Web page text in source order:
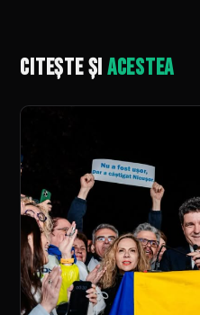
Citește șiacestea